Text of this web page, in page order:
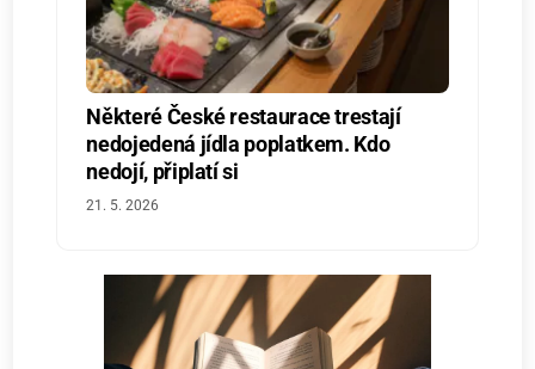
Některé České restaurace trestají
nedojedená jídla poplatkem. Kdo
nedojí, připlatí si
21. 5. 2026